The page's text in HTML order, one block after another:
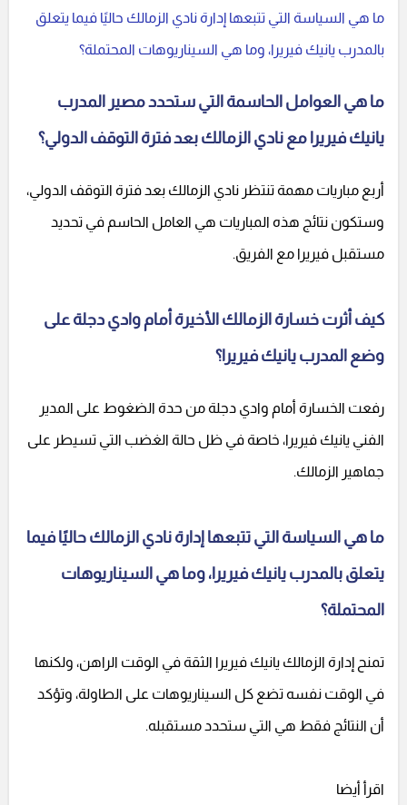
ما هي السياسة التي تتبعها إدارة نادي الزمالك حاليًا فيما يتعلق
بالمدرب يانيك فيريرا، وما هي السيناريوهات المحتملة؟
ما هي العوامل الحاسمة التي ستحدد مصير المدرب
يانيك فيريرا مع نادي الزمالك بعد فترة التوقف الدولي؟
أربع مباريات مهمة تنتظر نادي الزمالك بعد فترة التوقف الدولي،
وستكون نتائج هذه المباريات هي العامل الحاسم في تحديد
مستقبل فيريرا مع الفريق.
كيف أثرت خسارة الزمالك الأخيرة أمام وادي دجلة على
وضع المدرب يانيك فيريرا؟
رفعت الخسارة أمام وادي دجلة من حدة الضغوط على المدير
الفني يانيك فيريرا، خاصة في ظل حالة الغضب التي تسيطر على
جماهير الزمالك.
ما هي السياسة التي تتبعها إدارة نادي الزمالك حاليًا فيما
يتعلق بالمدرب يانيك فيريرا، وما هي السيناريوهات
المحتملة؟
تمنح إدارة الزمالك يانيك فيريرا الثقة في الوقت الراهن، ولكنها
في الوقت نفسه تضع كل السيناريوهات على الطاولة، وتؤكد
أن النتائج فقط هي التي ستحدد مستقبله.
اقرأ أيضا